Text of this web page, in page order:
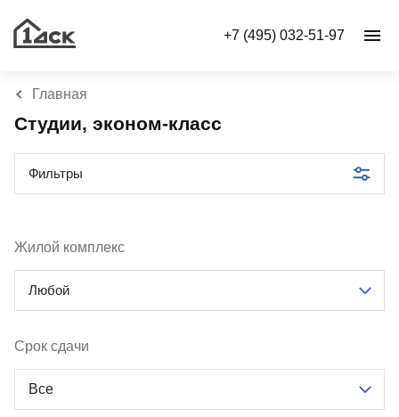
+7 (495) 032-51-97
Главная
Студии, эконом-класс
Фильтры
Жилой комплекс
Любой
Срок сдачи
Все